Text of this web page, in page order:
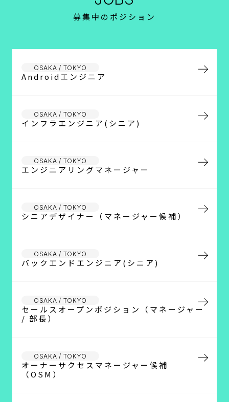
募集中のポジション
OSAKA / TOKYO
Androidエンジニア
OSAKA / TOKYO
インフラエンジニア(シニア)
OSAKA / TOKYO
エンジニアリングマネージャー
OSAKA / TOKYO
シニアデザイナー（マネージャー候補）
OSAKA / TOKYO
バックエンドエンジニア(シニア)
OSAKA / TOKYO
セールスオープンポジション（マネージャー
/ 部長）
OSAKA / TOKYO
オーナーサクセスマネージャー候補
（OSM）